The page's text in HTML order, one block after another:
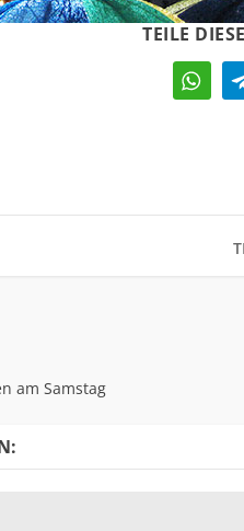
TEILE
am Samstag